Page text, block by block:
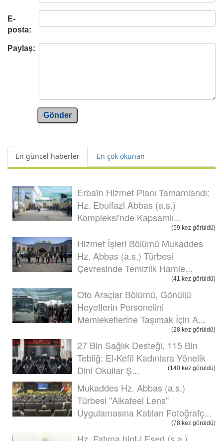
E-
posta:
Paylaş:
Gönder
En güncel haberler En çok okunan
Erbaîn Hizmet Planı Tamamlandı:
Hz. Ebulfazl Abbas (a.s.)
Kompleksi'nde Kapsamlı...
(59 kez görüldü)
Hizmet İşleri Bölümü Mukaddes
Hz. Abbas (a.s.) Türbesi
Çevresinde Temizlik Hamle...
(41 kez görüldü)
Oto Araçlar Bölümü, Gönüllü
Heyetlerin Personelini
Memleketlerine Taşımak İçin A...
(28 kez görüldü)
27 Bin Sağlık Desteği, 115 Bin
Tebliğ: El-Kefîl Kadınlara Yönelik
Dini Okullar Ş...
(140 kez görüldü)
Mukaddes Hz. Abbas (a.s.)
Türbesi "Alkafeel Lens"
Uygulamasına Katılan Fotoğrafç...
(78 kez görüldü)
Hz. Fatıma bint-i Esed (s.a.)